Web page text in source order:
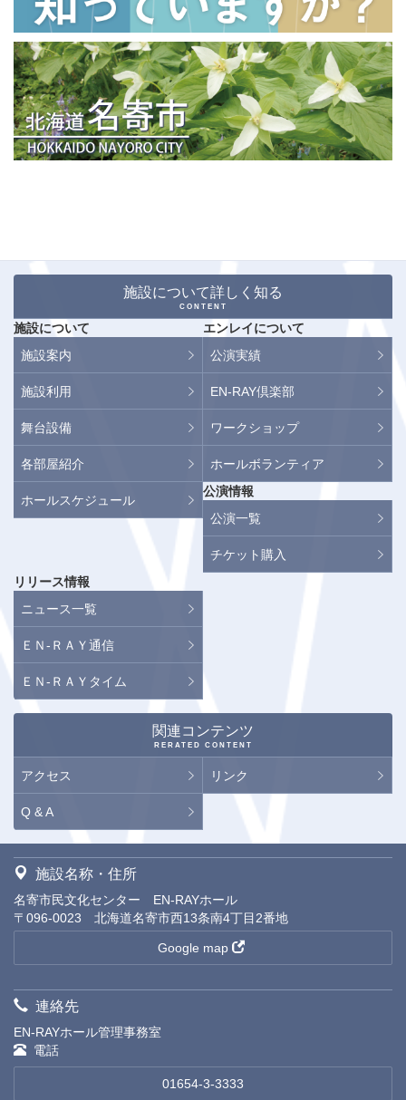
施設について詳しく知る
CONTENT
施設について
施設案内
施設利用
舞台設備
各部屋紹介
ホールスケジュール
エンレイについて
公演実績
EN-RAY倶楽部
ワークショップ
ホールボランティア
公演情報
公演一覧
チケット購入
リリース情報
ニュース一覧
ＥＮ-ＲＡＹ通信
ＥＮ-ＲＡＹタイム
関連コンテンツ
RERATED CONTENT
アクセス リンク
Q & A
施設名称・住所
名寄市民文化センター EN-RAYホール
〒096-0023 北海道名寄市西13条南4丁目2番地
Google map
連絡先
EN-RAYホール管理事務室
電話
01654-3-3333